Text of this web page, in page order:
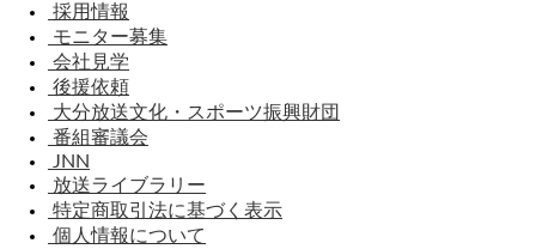
採用情報
モニター募集
会社見学
後援依頼
大分放送文化・スポーツ振興財団
番組審議会
JNN
放送ライブラリー
特定商取引法に基づく表示
個人情報について